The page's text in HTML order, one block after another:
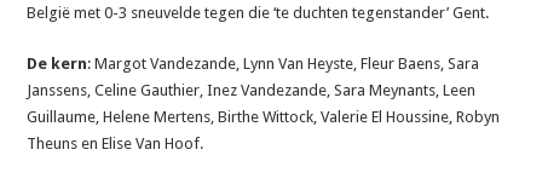
België met 0-3 sneuvelde tegen die ‘te duchten tegenstander’ Gent.
De kern: Margot Vandezande, Lynn Van Heyste, Fleur Baens, Sara
Janssens, Celine Gauthier, Inez Vandezande, Sara Meynants, Leen
Guillaume, Helene Mertens, Birthe Wittock, Valerie El Houssine, Robyn
Theuns en Elise Van Hoof.